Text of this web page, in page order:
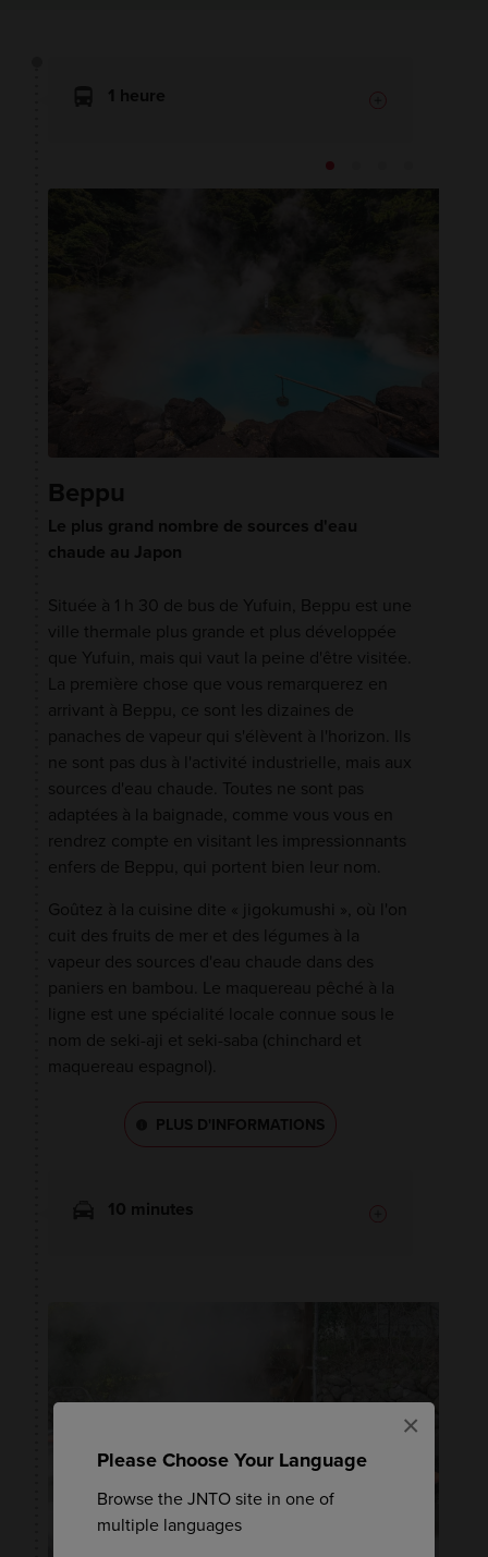
Please Choose Your Language
Browse the JNTO site in one of
multiple languages
×
1 heure
Beppu
Le plus grand nombre de sources d'eau
chaude au Japon
Située à 1 h 30 de bus de Yufuin, Beppu est une
ville thermale plus grande et plus développée
que Yufuin, mais qui vaut la peine d'être visitée.
La première chose que vous remarquerez en
arrivant à Beppu, ce sont les dizaines de
panaches de vapeur qui s'élèvent à l'horizon. Ils
ne sont pas dus à l'activité industrielle, mais aux
sources d'eau chaude. Toutes ne sont pas
adaptées à la baignade, comme vous vous en
rendrez compte en visitant les impressionnants
enfers de Beppu, qui portent bien leur nom.
Goûtez à la cuisine dite « jigokumushi », où l'on
cuit des fruits de mer et des légumes à la
vapeur des sources d'eau chaude dans des
paniers en bambou. Le maquereau pêché à la
ligne est une spécialité locale connue sous le
nom de seki-aji et seki-saba (chinchard et
maquereau espagnol).
PLUS D'INFORMATIONS
10 minutes